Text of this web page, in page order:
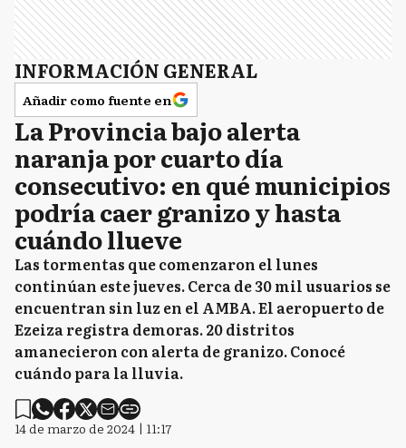
B Baradero
CS Capitán Sarmiento
CD Carmen de Areco
C Colón
ED Exaltación de la Cruz
INFORMACIÓN GENERAL
Añadir como fuente en
La Provincia bajo alerta
naranja por cuarto día
consecutivo: en qué municipios
podría caer granizo y hasta
cuándo llueve
Las tormentas que comenzaron el lunes
continúan este jueves. Cerca de 30 mil usuarios se
encuentran sin luz en el AMBA. El aeropuerto de
Ezeiza registra demoras. 20 distritos
amanecieron con alerta de granizo. Conocé
cuándo para la lluvia.
14 de marzo de 2024 | 11:17